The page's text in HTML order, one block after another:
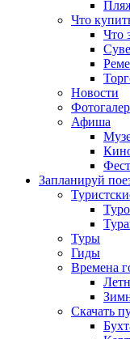
Что
Что
Новости
Афиша
Запланируй
Туры
Гиды
Времена
Скачать